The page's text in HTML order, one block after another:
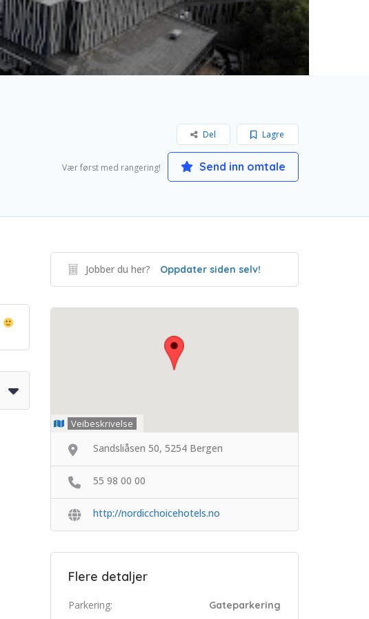
Lagre
Del
Vær først med rangering! Send inn omtale
Jobber du her? Oppdater siden selv!
Veibeskrivelse
Sandsliåsen 50, 5254 Bergen
55 98 00 00
http://nordicchoicehotels.no
Flere detaljer
Parkering: Gateparkering